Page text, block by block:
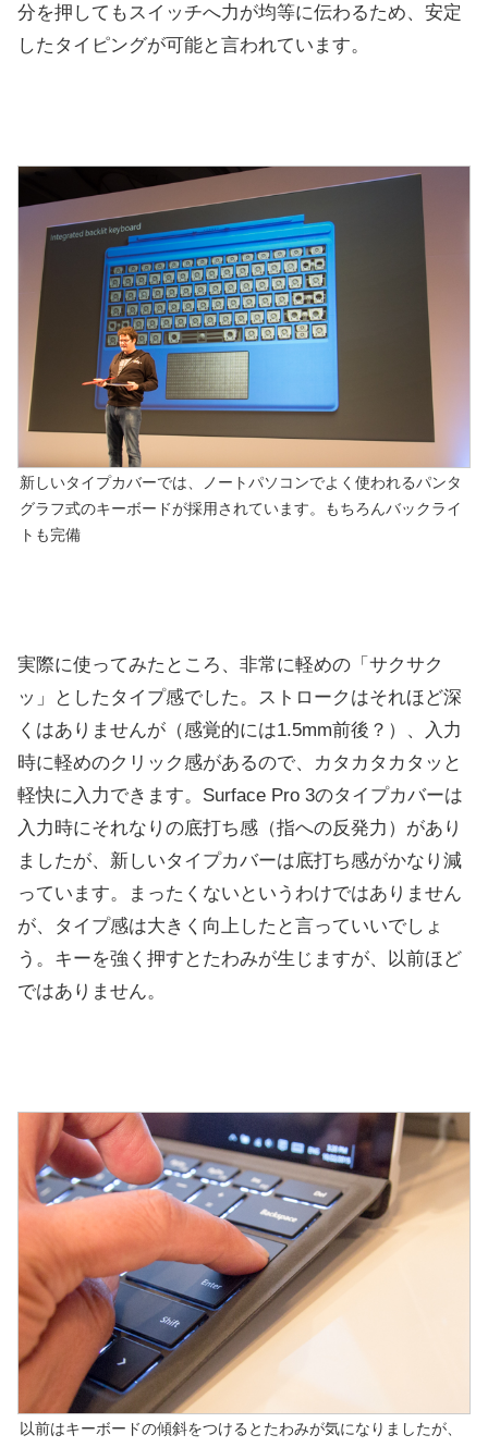
分を押してもスイッチへ力が均等に伝わるため、安定
したタイピングが可能と言われています。
新しいタイプカバーでは、ノートパソコンでよく使われるパンタ
グラフ式のキーボードが採用されています。もちろんバックライ
トも完備
実際に使ってみたところ、非常に軽めの「サクサク
ッ」としたタイプ感でした。ストロークはそれほど深
くはありませんが（感覚的には1.5mm前後？）、入力
時に軽めのクリック感があるので、カタカタカタッと
軽快に入力できます。Surface Pro 3のタイプカバーは
入力時にそれなりの底打ち感（指への反発力）があり
ましたが、新しいタイプカバーは底打ち感がかなり減
っています。まったくないというわけではありません
が、タイプ感は大きく向上したと言っていいでしょ
う。キーを強く押すとたわみが生じますが、以前ほど
ではありません。
以前はキーボードの傾斜をつけるとたわみが気になりましたが、